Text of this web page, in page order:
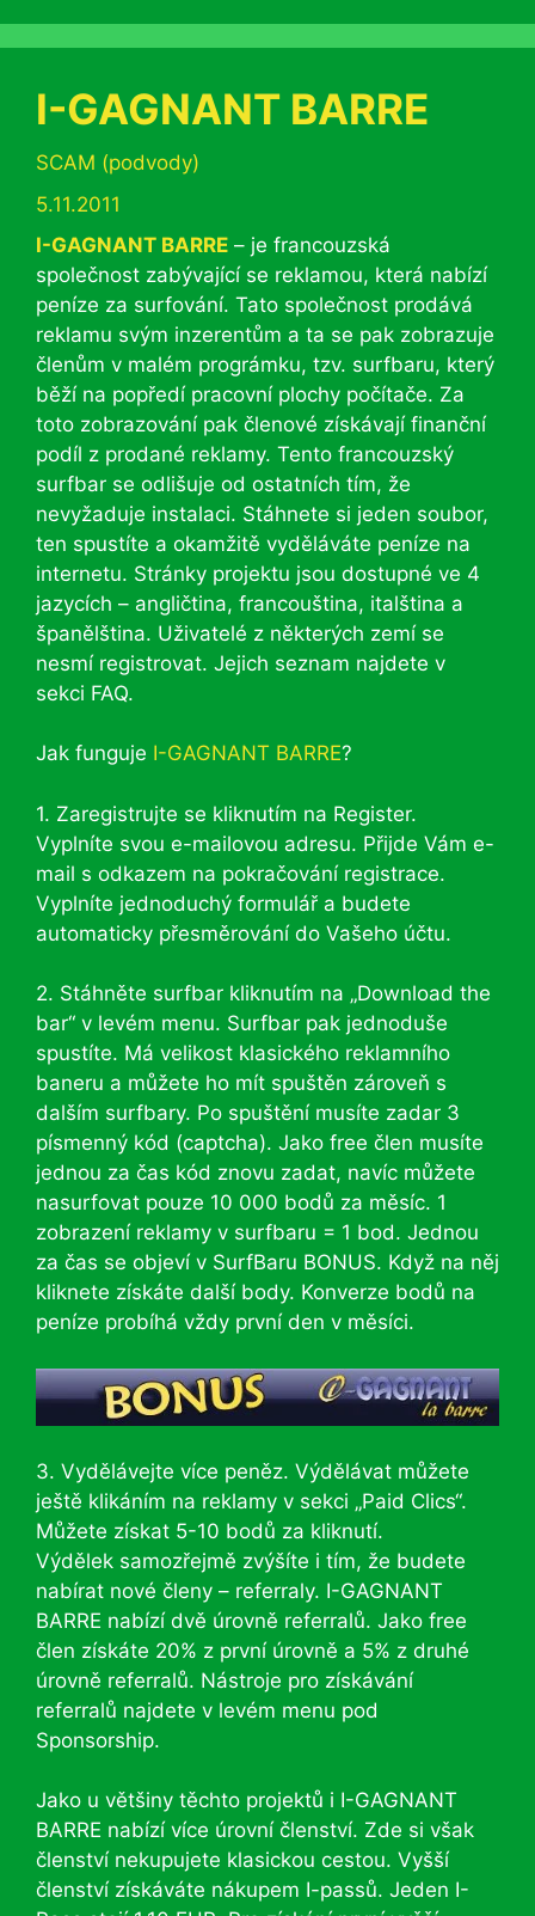
I-GAGNANT BARRE
Rubriky
SCAM (podvody)
5.11.2011
I-GAGNANT BARRE – je francouzská
společnost zabývající se reklamou, která nabízí
peníze za surfování. Tato společnost prodává
reklamu svým inzerentům a ta se pak zobrazuje
členům v malém prográmku, tzv. surfbaru, který
běží na popředí pracovní plochy počítače. Za
toto zobrazování pak členové získávají finanční
podíl z prodané reklamy. Tento francouzský
surfbar se odlišuje od ostatních tím, že
nevyžaduje instalaci. Stáhnete si jeden soubor,
ten spustíte a okamžitě vyděláváte peníze na
internetu. Stránky projektu jsou dostupné ve 4
jazycích – angličtina, francouština, italština a
španělština. Uživatelé z některých zemí se
nesmí registrovat. Jejich seznam najdete v
sekci FAQ.
Jak funguje I-GAGNANT BARRE?
1. Zaregistrujte se kliknutím na Register.
Vyplníte svou e-mailovou adresu. Přijde Vám e-
mail s odkazem na pokračování registrace.
Vyplníte jednoduchý formulář a budete
automaticky přesměrování do Vašeho účtu.
2. Stáhněte surfbar kliknutím na „Download the
bar“ v levém menu. Surfbar pak jednoduše
spustíte. Má velikost klasického reklamního
baneru a můžete ho mít spuštěn zároveň s
dalším surfbary. Po spuštění musíte zadar 3
písmenný kód (captcha). Jako free člen musíte
jednou za čas kód znovu zadat, navíc můžete
nasurfovat pouze 10 000 bodů za měsíc. 1
zobrazení reklamy v surfbaru = 1 bod. Jednou
za čas se objeví v SurfBaru BONUS. Když na něj
kliknete získáte další body. Konverze bodů na
peníze probíhá vždy první den v měsíci.
3. Vydělávejte více peněz. Výdělávat můžete
ještě klikáním na reklamy v sekci „Paid Clics“.
Můžete získat 5-10 bodů za kliknutí.
Výdělek samozřejmě zvýšíte i tím, že budete
nabírat nové členy – referraly. I-GAGNANT
BARRE nabízí dvě úrovně referralů. Jako free
člen získáte 20% z první úrovně a 5% z druhé
úrovně referralů. Nástroje pro získávání
referralů najdete v levém menu pod
Sponsorship.
Jako u většiny těchto projektů i I-GAGNANT
BARRE nabízí více úrovní členství. Zde si však
členství nekupujete klasickou cestou. Vyšší
členství získáváte nákupem I-passů. Jeden I-